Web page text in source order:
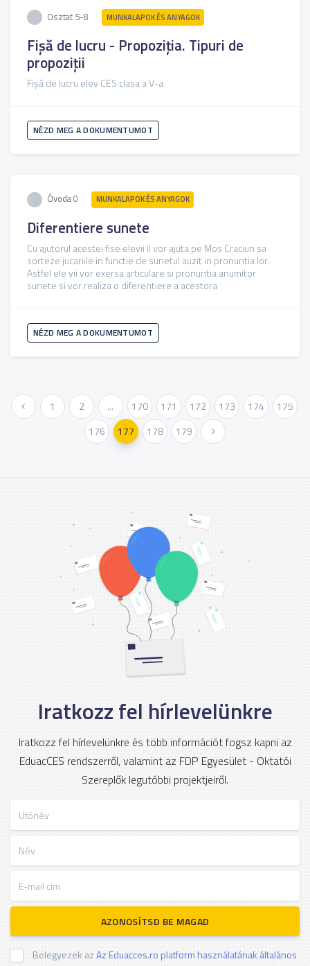
Osztat 5-8 MUNKALAPOK ÉS ANYAGOK
Fișă de lucru - Propoziția. Tipuri de
propoziții
Fișă de lucru elev CES clasa a V-a
NÉZD MEG A DOKUMENTUMOT
Óvoda 0 MUNKALAPOK ÉS ANYAGOK
Diferentiere sunete
Cu ajutorul acestei fise elevii il vor ajuta pe Mos Craciun sa
sorteze jucariile in functie de sunetul auzit in pronuntia lor.
Astfel ele vii vor exersa articulare si pronuntia anumitor
sunete si vor realiza o diferentiere a acestora
NÉZD MEG A DOKUMENTUMOT
« Előző 1 2 ... 170 171 172 173 174
175
176
177 178 179Következő »
Iratkozz fel hírlevelünkre
Iratkozz fel hírlevelünkre és több információt fogsz kapni az
EduacCES rendszerről, valamint az FDP Egyesület - Oktatói
Szereplők legutóbbi projektjeiről.
AZONOSÍTSD BE MAGAD
Belegyezek azAz Eduacces.ro platform használatának általános